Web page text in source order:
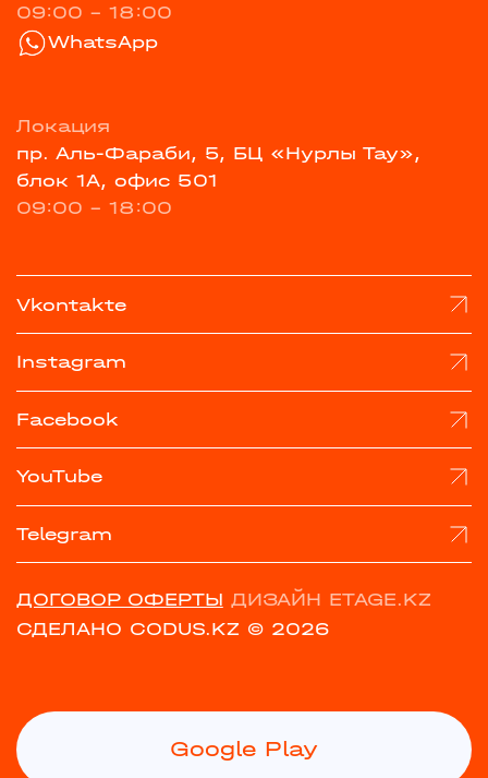
09:00 - 18:00
WhatsApp
Локация
пр. Аль-Фараби, 5, БЦ «Нурлы Тау»,
блок 1А, офис 501
09:00 - 18:00
Vkontakte
Instagram
Facebook
YouTube
Telegram
ДОГОВОР ОФЕРТЫ ДИЗАЙН ETAGE.KZ
СДЕЛАНО CODUS.KZ © 2026
Google Play